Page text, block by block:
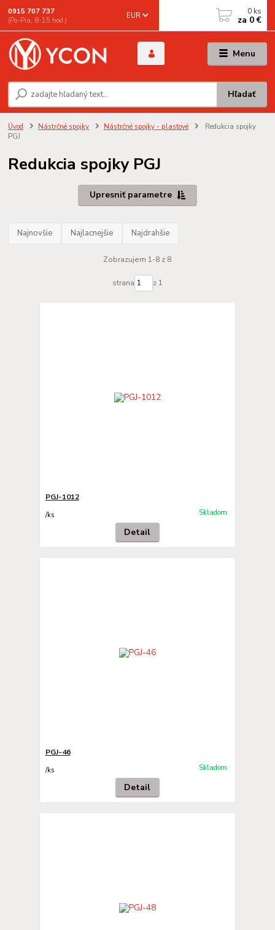
Menu
EUR
Hľadať
0915 707 737
(Po-Pia, 8-15 hod.)
0 ks
za 0 €
Úvod Nástrčné spojky Nástrčné spojky - plastové
Redukcia spojky
PGJ
Redukcia spojky PGJ
Upresniť parametre
Najnovšie Najlacnejšie Najdrahšie
Zobrazujem 1-8 z 8
strana z 1
PGJ-1012
/ks Skladom
Detail
PGJ-46
/ks Skladom
Detail